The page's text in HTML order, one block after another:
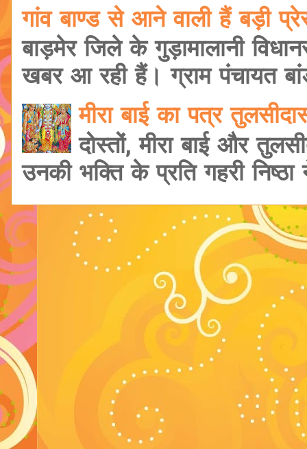
गांव बाण्ड से आने वाली हैं बड़ी
बाड़मेर जिले के गुड़ामालानी
खबर आ रही हैं। ग्राम पंचायत
मीरा बाई का पत्र
दोस्तों, मीरा बाई और
उनकी भक्ति के प्रति गहरी